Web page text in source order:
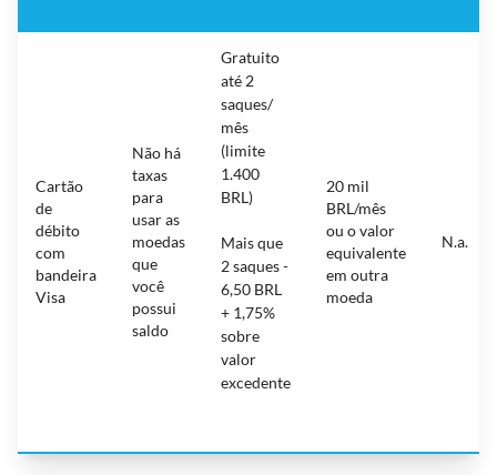
Cartão
de
débito
com
bandeira
Visa
Não há
taxas
para
usar as
moedas
que
você
possui
saldo
Gratuito
até 2
saques/
mês
(limite
1.400
BRL)
Mais que
2 saques -
6,50 BRL
+ 1,75%
sobre
valor
excedente
20 mil
BRL/mês
ou o valor
equivalente
em outra
moeda
N.a.